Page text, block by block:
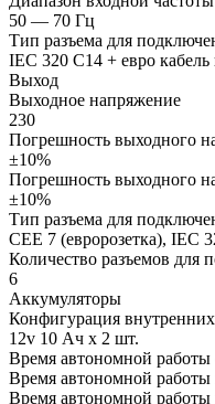
50 — 70 Гц
Тип разъема для
IEC 320 C14 + евро кабель
Выход
Выходное напряжение
230
Погрешность выходного
±10%
Погрешность выходного
±10%
Тип разъема для
CEE 7 (евророзетка), IEC
Количество разъемов для
6
Аккумуляторы
Конфигурация внутренних
12v 10 Ач x 2 шт.
Время автономной
Время автономной работы
Время автономной работы